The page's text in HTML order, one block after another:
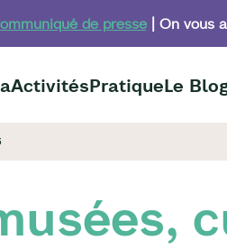
de presse| On vous
ActivitésPratiqueLe